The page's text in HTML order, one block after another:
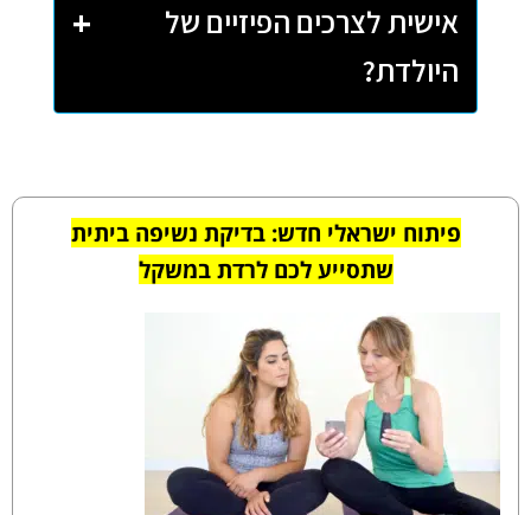
אישית לצרכים הפיזיים של
היולדת?
פיתוח ישראלי חדש: בדיקת נשיפה ביתית
שתסייע לכם לרדת במשקל